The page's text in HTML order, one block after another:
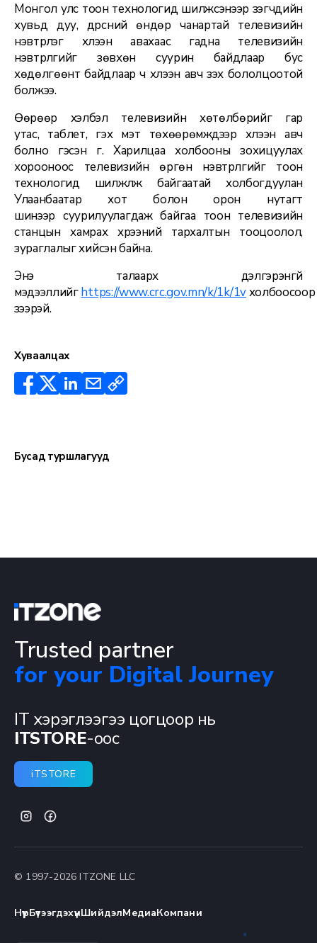
Монгол улс тоон технологид шилжсэнээр үзэгчдийн
хувьд дуу, дүрсний өндөр чанартай телевизийн
нэвтрүүлэг хүлээн авахаас гадна телевизийн
нэвтрүүлгийг зөвхөн суурин байдлаар бус
хөдөлгөөнт байдлаар ч хүлээн авч үзэх бололцоотой
болжээ.
Өөрөөр хэлбэл телевизийн хөтөлбөрийг гар
утас, таблет, гэх мэт төхөөрөмжүүдээр хүлээн авч
болно гэсэн үг. Харилцаа холбооны зохицуулах
хорооноос телевизийн өргөн нэвтрүүлгийг тоон
технологид шилжүүлж байгаатай холбогдуулан
Улаанбаатар хот болон орон нутагт
шинээр суурилуулагдаж байгаа тоон телевизийн
станцын хамрах хүрээний тархалтын тооцоолол,
зураглалыг хийсэн байна.
Энэ талаарх дэлгэрэнгүй
мэдээллийгhttps://www.crc.gov.mn/k/1k/1vхолбоосоор
үзээрэй.
Хуваалцах
Бусад туршлагууд
Trusted partner
for your Digital Journey
IT хэрэглээгээ цогцоор нь
ITSTORE-оос
iTSTORE
© 1997-2026 ITZONE LLC
НүүрБүтээгдэхүүнШийдэлМедиаКомпани